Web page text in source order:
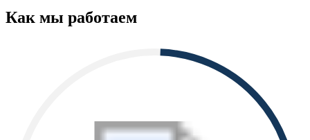
Как мы работаем